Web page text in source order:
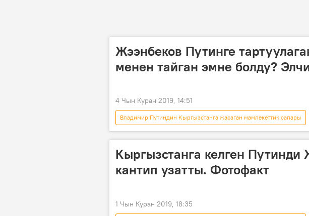
Жээнбеков Путинге
менен тайган эмне болду?
4 Чын Куран 2019, 14:51
Владимир Путиндин Кыргызстанга жасаган мамлекеттик сапары
Жаңылыктар
Сооронбай Жээнбеков Владимир
Кыргызстанга келген Путинди
кантип узатты. Фотофакт
1 Чын Куран 2019, 18:35